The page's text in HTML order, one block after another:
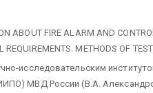
ABOUT FIRE ALARM AND
REQUIREMENTS. METHODS OF TEST
исследовательским
МВД России (В.А.